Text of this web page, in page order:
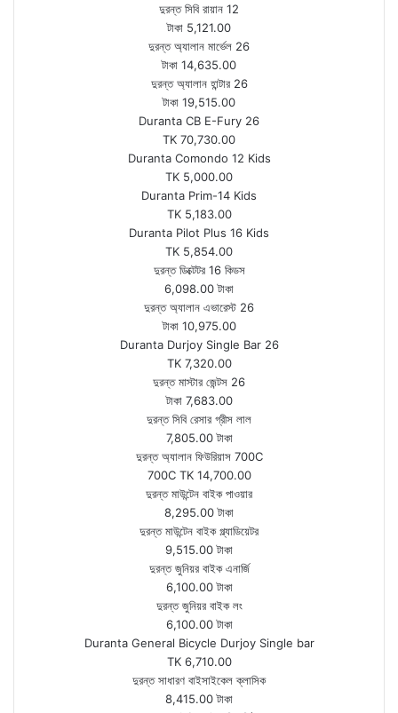
দুরন্ত সিবি রায়ান 12
টাকা 5,121.00
দুরন্ত অ্যালান মার্ভেল 26
টাকা 14,635.00
দুরন্ত অ্যালান হান্টার 26
টাকা 19,515.00
Duranta CB E-Fury 26
TK 70,730.00
Duranta Comondo 12 Kids
TK 5,000.00
Duranta Prim-14 Kids
TK 5,183.00
Duranta Pilot Plus 16 Kids
TK 5,854.00
দুরন্ত ডিক্টেটর 16 কিডস
6,098.00 টাকা
দুরন্ত অ্যালান এভারেস্ট 26
টাকা 10,975.00
Duranta Durjoy Single Bar 26
TK 7,320.00
দুরন্ত মাস্টার জেন্টস 26
টাকা 7,683.00
দুরন্ত সিবি রেসার গ্রীস লাল
7,805.00 টাকা
দুরন্ত অ্যালান ফিউরিয়াস 700C
700C TK 14,700.00
দুরন্ত মাউন্টেন বাইক পাওয়ার
8,295.00 টাকা
দুরন্ত মাউন্টেন বাইক গ্ল্যাডিয়েটর
9,515.00 টাকা
দুরন্ত জুনিয়র বাইক এনার্জি
6,100.00 টাকা
দুরন্ত জুনিয়র বাইক লং
6,100.00 টাকা
Duranta General Bicycle Durjoy Single bar
TK 6,710.00
দুরন্ত সাধারণ বাইসাইকেল ক্লাসিক
8,415.00 টাকা